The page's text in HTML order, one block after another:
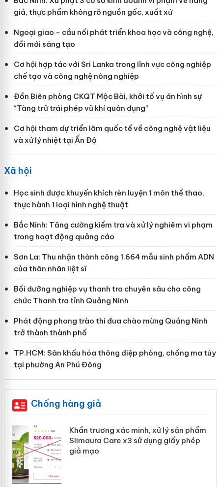
giả, thực phẩm không rõ nguồn gốc, xuất xứ
Ngoại giao - cầu nối phát triển khoa học và công nghệ,
đổi mới sáng tạo
Cơ hội hợp tác với Sri Lanka trong lĩnh vực công nghiệp
chế tạo và công nghệ nông nghiệp
Đồn Biên phòng CKQT Mộc Bài, khởi tố vụ án hình sự
“Tàng trữ trái phép vũ khí quân dụng”
Cơ hội tham dự triển lãm quốc tế về công nghệ vật liệu
và xử lý nhiệt tại Ấn Độ
Xã hội
Học sinh được khuyến khích rèn luyện 1 môn thể thao,
thực hành 1 loại hình nghệ thuật
Bắc Ninh: Tăng cường kiểm tra và xử lý nghiêm vi phạm
trong hoạt động quảng cáo
Sơn La: Thu nhận thành công 1.664 mẫu sinh phẩm ADN
của thân nhân liệt sĩ
Bồi dưỡng nghiệp vụ thanh tra chuyên sâu cho công
chức Thanh tra tỉnh Quảng Ninh
Phát động phong trào thi đua chào mừng Quảng Ninh
trở thành thành phố
TP.HCM: Sân khấu hóa thông điệp phòng, chống ma túy
tại phường An Phú Đông
Chống hàng giả
Khẩn trương xác minh, xử lý sản phẩm
Slimaura Care x3 sử dụng giấy phép
giả mạo